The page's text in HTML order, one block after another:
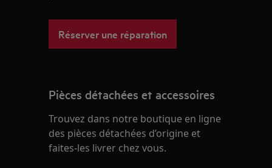
Réserver une réparation
Pièces détachées et accessoires
Trouvez dans notre boutique en ligne
des pièces détachées d’origine et
faites-les livrer chez vous.